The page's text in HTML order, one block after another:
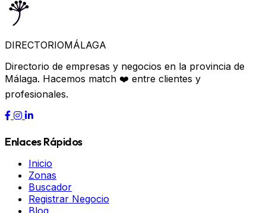
DIRECTORIOMÁLAGA
Directorio de empresas y negocios en la provincia de
Málaga. Hacemos match ❤️ entre clientes y
profesionales.
Enlaces Rápidos
Inicio
Zonas
Buscador
Registrar Negocio
Blog